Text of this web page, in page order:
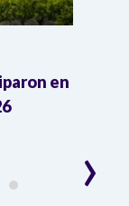
en
›